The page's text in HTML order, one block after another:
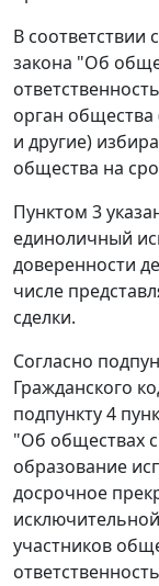
В соответствии
закона "Об
орган
и другие)
общества на
Пунктом 3
единоличный
доверенности
числе
сделки.
Согласно
Гражданского
подпункту 4
"Об обществах
образование
досрочное
участников